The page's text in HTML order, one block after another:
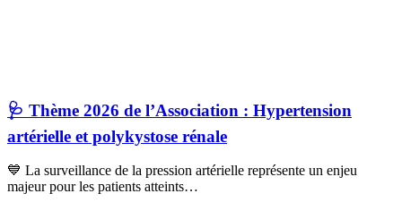
🩺 Thème 2026 de l’Association : Hypertension
artérielle et polykystose rénale
💙 La surveillance de la pression artérielle représente un enjeu
majeur pour les patients atteints…